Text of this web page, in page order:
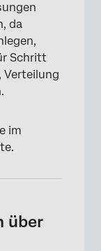
da
Schritt
Verteilung
im
über